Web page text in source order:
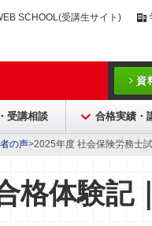
SCHOOL(受講生サイト)
資
受講相談 合格実績・
の声>2025年度 社会保険労務士
格体験記